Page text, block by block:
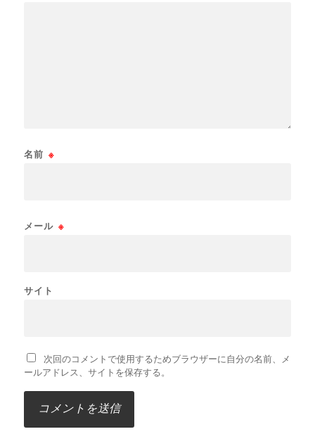
名前 ※
メール ※
サイト
次回のコメントで使用するためブラウザーに自分の名前、メ
ールアドレス、サイトを保存する。